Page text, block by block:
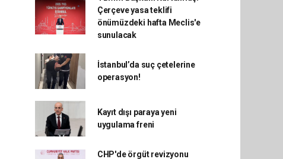
Çerçeve yasa teklifi
önümüzdeki hafta Meclis'e
sunulacak
İstanbul’da suç çetelerine
operasyon!
Kayıt dışı paraya yeni
uygulama freni
CHP'de örgüt revizyonu